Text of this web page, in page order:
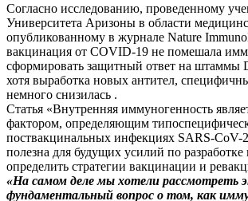
Согласно исследованию, проведенному
Университета Аризоны в области
опубликованному в журнале Nature
вакцинация от COVID-19 не помешала
сформировать защитный ответ на штаммы
хотя выработка новых антител,
немного снизилась .
Статья «Внутренняя иммуногенность
фактором, определяющим
поствакцинальных инфекциях SARS-CoV-
полезна для будущих усилий по
определить стратегии вакцинации и
«На самом деле мы хотели рассмотреть
фундаментальный вопрос о том, как